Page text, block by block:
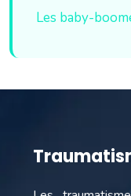
Les baby-